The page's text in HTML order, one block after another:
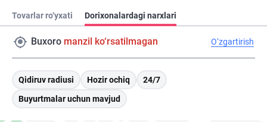
Tovarlar ro‘yxati Dorixonalardagi narxlari
Buxoro manzil ko‘rsatilmagan O‘zgartirish
Qidiruv radiusi Hozir ochiq
24/7
Buyurtmalar uchun mavjud